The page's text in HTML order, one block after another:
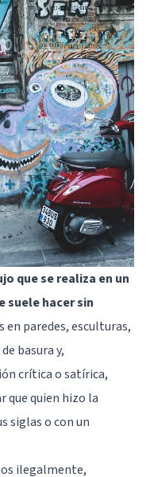
que se realiza en un
suele hacer sin
en paredes, esculturas,
basura y,
crítica o satírica,
que quien hizo la
siglas o con un
ilegalmente,